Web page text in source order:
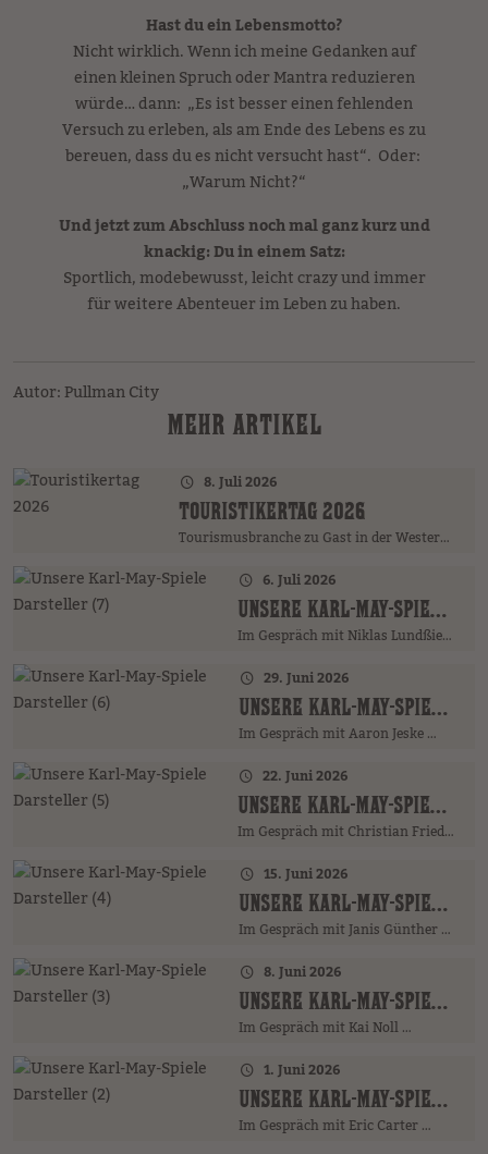
Hast du ein Lebensmotto?
Nicht wirklich. Wenn ich meine Gedanken auf
einen kleinen Spruch oder Mantra reduzieren
würde… dann: „Es ist besser einen fehlenden
Versuch zu erleben, als am Ende des Lebens es zu
bereuen, dass du es nicht versucht hast“. Oder:
„Warum Nicht?“
Und jetzt zum Abschluss noch mal ganz kurz und
knackig: Du in einem Satz:
Sportlich, modebewusst, leicht crazy und immer
für weitere Abenteuer im Leben zu haben.
Autor: Pullman City
MEHR ARTIKEL
8. Juli 2026
TOURISTIKERTAG 2026
Tourismusbranche zu Gast in der Westernstadt
6. Juli 2026
UNSERE KARL-MAY-SPIELE DARSTELLER (7)
Im Gespräch mit Niklas Lundßien …
29. Juni 2026
UNSERE KARL-MAY-SPIELE DARSTELLER (6)
Im Gespräch mit Aaron Jeske …
22. Juni 2026
UNSERE KARL-MAY-SPIELE DARSTELLER (5)
Im Gespräch mit Christian Friedrich …
15. Juni 2026
UNSERE KARL-MAY-SPIELE DARSTELLER (4)
Im Gespräch mit Janis Günther …
8. Juni 2026
UNSERE KARL-MAY-SPIELE DARSTELLER (3)
Im Gespräch mit Kai Noll …
1. Juni 2026
UNSERE KARL-MAY-SPIELE DARSTELLER (2)
Im Gespräch mit Eric Carter …